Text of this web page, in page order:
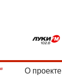
О проекте